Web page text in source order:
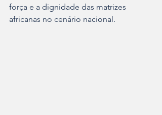
força e a dignidade das matrizes
africanas no cenário nacional.